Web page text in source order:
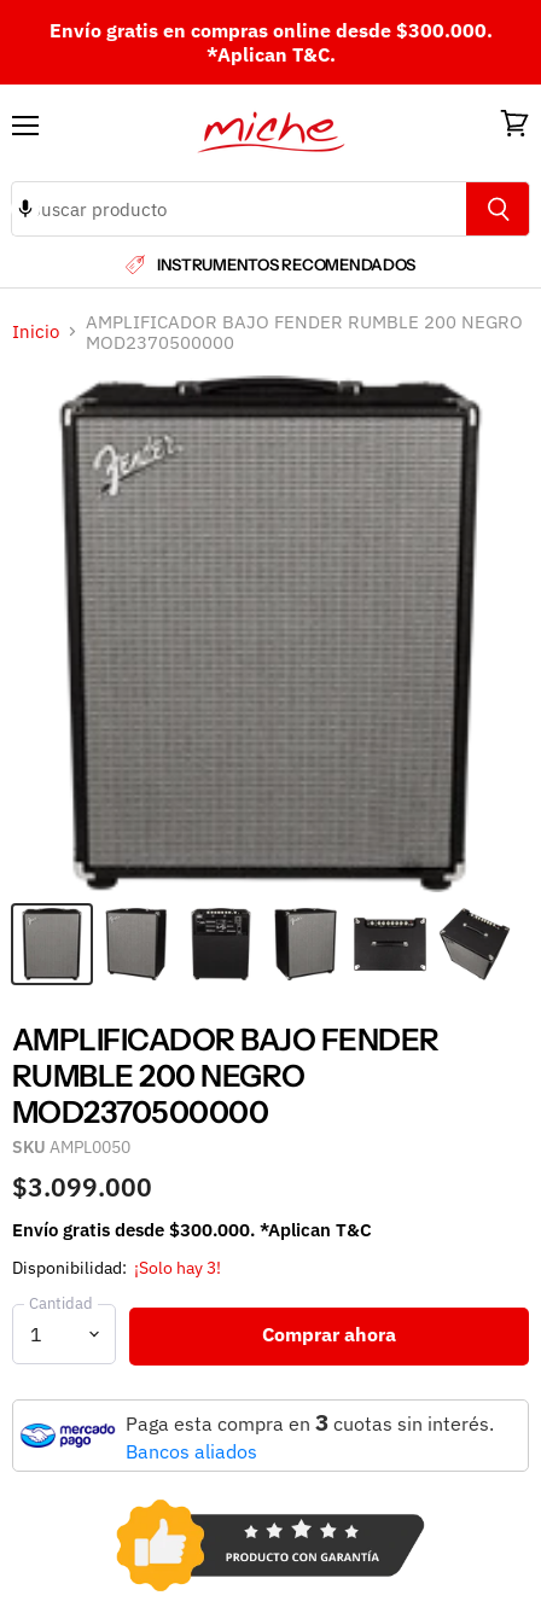
Envío gratis en compras online desde $300.000.
*Aplican T&C.
INSTRUMENTOS RECOMENDADOS
Inicio
AMPLIFICADOR BAJO FENDER RUMBLE 200 NEGRO
MOD2370500000
AMPLIFICADOR BAJO FENDER
RUMBLE 200 NEGRO
MOD2370500000
SKU AMPL0050
$3.099.000
Envío gratis desde $300.000. *Aplican T&C
Disponibilidad: ¡Solo hay 3!
Cantidad
Comprar ahora
Paga esta compra en 3 cuotas sin interés.
Bancos aliados